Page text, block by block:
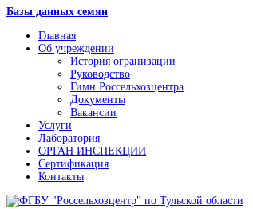
Базы данных семян
Главная
Об учреждении
История огранизации
Руководство
Гимн Россельхозцентра
Документы
Вакансии
Услуги
Лаборатория
ОРГАН ИНСПЕКЦИИ
Сертификация
Контакты